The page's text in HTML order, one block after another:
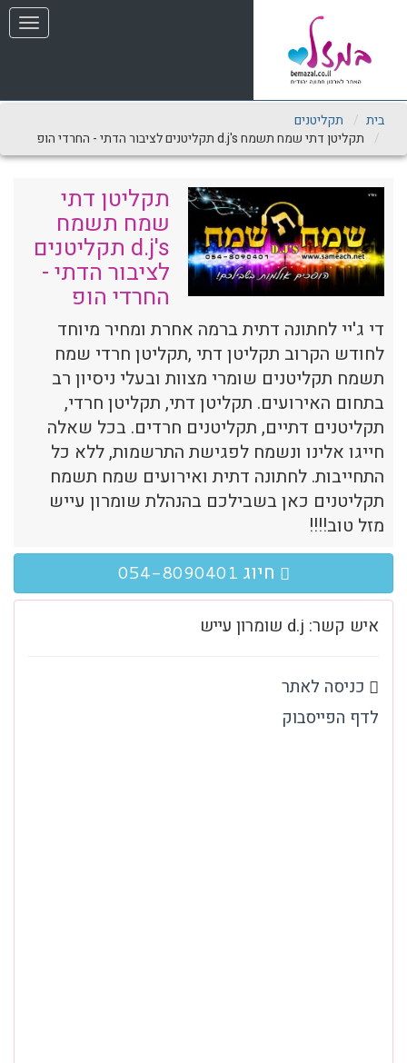
מַעֲרֶכֶת
בִּקְלִיק
הַמְּסַיַּעַת
הָאֲתָר.
תפריט
בית
תקליטנים
תקליטן דתי שמח תשמח d.j's תקליטנים לציבור הדתי - החרדי הופ
תקליטן דתי
שמח תשמח
d.j's תקליטנים
לציבור הדתי -
החרדי הופ
די ג'יי לחתונה דתית ברמה אחרת ומחיר מיוחד
לחודש הקרוב תקליטן דתי ,תקליטן חרדי שמח
תשמח תקליטנים שומרי מצוות ובעלי ניסיון רב
בתחום האירועים. תקליטן דתי, תקליטן חרדי,
תקליטנים דתיים, תקליטנים חרדים. בכל שאלה
חייגו אלינו ונשמח לפגישת התרשמות, ללא כל
התחייבות. לחתונה דתית ואירועים שמח תשמח
תקליטנים כאן בשבילכם בהנהלת שומרון עייש
מזל טוב!!!!
חיוג 054-8090401
איש קשר: d.j שומרון עייש
כניסה לאתר
לדף הפייסבוק